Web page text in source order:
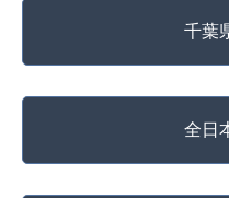
千葉
全日